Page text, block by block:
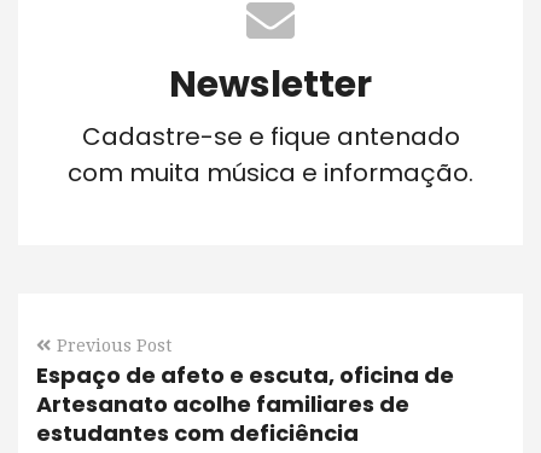
Newsletter
Cadastre-se e fique antenado
com muita música e informação.
Previous Post
Espaço de afeto e escuta, oficina de
Artesanato acolhe familiares de
estudantes com deficiência